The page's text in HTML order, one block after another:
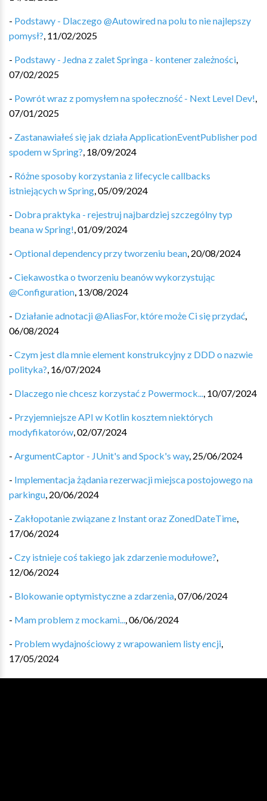
- Podstawy - Dlaczego @Autowired na polu to nie najlepszy
pomysł?, 11/02/2025
- Podstawy - Jedna z zalet Springa - kontener zależności,
07/02/2025
- Powrót wraz z pomysłem na społeczność - Next Level Dev!,
07/01/2025
- Zastanawiałeś się jak działa ApplicationEventPublisher pod
spodem w Spring?, 18/09/2024
- Różne sposoby korzystania z lifecycle callbacks
istniejących w Spring,05/09/2024
- Dobra praktyka - rejestruj najbardziej szczególny typ
beana w Spring!,01/09/2024
- Optional dependency przy tworzeniu bean, 20/08/2024
- Ciekawostka o tworzeniu beanów wykorzystując
@Configuration, 13/08/2024
- Działanie adnotacji @AliasFor, które może Ci się przydać,
06/08/2024
- Czym jest dla mnie element konstrukcyjny z DDD o nazwie
polityka?, 16/07/2024
- Dlaczego nie chcesz korzystać z Powermock..., 10/07/2024
- Przyjemniejsze API w Kotlin kosztem niektórych
modyfikatorów,02/07/2024
- ArgumentCaptor - JUnit's and Spock's way, 25/06/2024
- Implementacja żądania rezerwacji miejsca postojowego na
parkingu, 20/06/2024
- Zakłopotanie związane z Instant oraz ZonedDateTime,
17/06/2024
- Czy istnieje coś takiego jak zdarzenie modułowe?,
12/06/2024
- Blokowanie optymistyczne a zdarzenia,07/06/2024
- Mam problem z mockami...,06/06/2024
- Problem wydajnościowy z wrapowaniem listy encji,
17/05/2024
-Pierwsze zetknięcie z Kotlinem,07/05/2024